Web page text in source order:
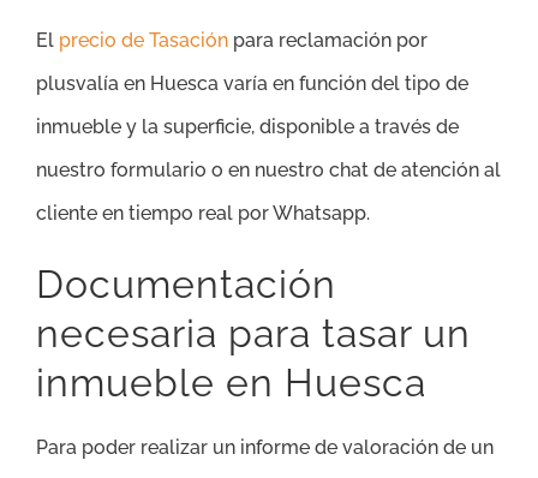
El precio de Tasación para reclamación por
plusvalía en Huesca varía en función del tipo de
inmueble y la superficie, disponible a través de
nuestro formulario o en nuestro chat de atención al
cliente en tiempo real por Whatsapp.
Documentación
necesaria para tasar un
inmueble en Huesca
Para poder realizar un informe de valoración de un